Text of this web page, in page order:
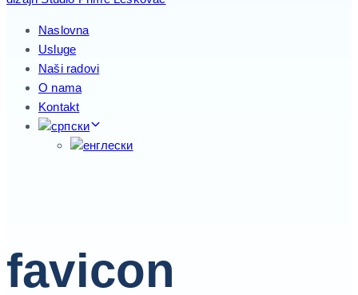
Naslovna
Usluge
Naši radovi
O nama
Kontakt
favicon